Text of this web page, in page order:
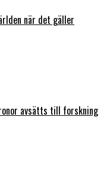
när det gäller
avsätts till forskning